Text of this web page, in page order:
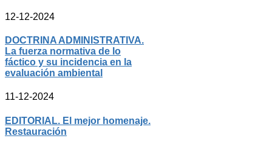
12-12-2024
DOCTRINA ADMINISTRATIVA.
La fuerza normativa de lo
fáctico y su incidencia en la
evaluación ambiental
11-12-2024
EDITORIAL. El mejor homenaje.
Restauración